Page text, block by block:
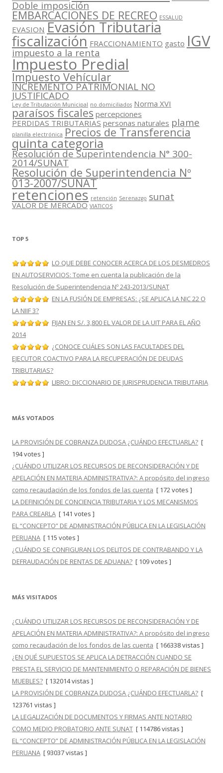
Doble imposición
EMBARCACIONES DE RECREO ESSALUD
EVASION Evasión Tributaria
fiscalización FRACCIONAMIENTO gasto IGV
impuesto a la renta
Impuesto Predial
Impuesto Vehícular
INCREMENTO PATRIMONIAL NO
JUSTIFICADO
Ley de Tributación Municipal no domiciliados Norma XVI
paraísos fiscales percepciones
PERDIDAS TRIBUTARIAS personas naturales plame
planilla electrónica Precios de Transferencia
quinta categoria
Resolución de Superintendencia N° 300-
2014/SUNAT
Resolución de Superintendencia Nº
013-2007/SUNAT
retenciones retención Serenazgo sunat
VALOR DE MERCADO VIATICOS
TOP 5
LO QUE DEBE CONOCER ACERCA DE LOS DESMEDROS
EN AUTOSERVICIOS: Tome en cuenta la publicación de la
Resolución de Superintendencia Nº 243-2013/SUNAT
EN LA FUSIÓN DE EMPRESAS: ¿SE APLICA LA NIC 22 O
LA NIIF 3?
FIJAN EN S/. 3,800 EL VALOR DE LA UIT PARA EL AÑO
2014
¿CONOCE CUÁLES SON LAS FACULTADES DEL
EJECUTOR COACTIVO PARA LA RECUPERACIÓN DE DEUDAS
TRIBUTARIAS?
LIBRO: DICCIONARIO DE JURISPRUDENCIA TRIBUTARIA
MÁS VOTADOS
LA PROVISIÓN DE COBRANZA DUDOSA ¿CUÁNDO EFECTUARLA? [
194 votes ]
¿CUÁNDO UTILIZAR LOS RECURSOS DE RECONSIDERACIÓN Y DE
APELACIÓN EN MATERIA ADMINISTRATIVA?: A propósito del ingreso
como recaudación de los fondos de las cuenta [ 172 votes ]
LA DEFINICIÓN DE CONCIENCIA TRIBUTARIA Y LOS MECANISMOS
PARA CREARLA [ 141 votes ]
EL “CONCEPTO” DE ADMINISTRACIÓN PÚBLICA EN LA LEGISLACIÓN
PERUANA [ 115 votes ]
¿CUÁNDO SE CONFIGURAN LOS DELITOS DE CONTRABANDO Y LA
DEFRAUDACIÓN DE RENTAS DE ADUANA? [ 109 votes ]
MÁS VISITADOS
¿CUÁNDO UTILIZAR LOS RECURSOS DE RECONSIDERACIÓN Y DE
APELACIÓN EN MATERIA ADMINISTRATIVA?: A propósito del ingreso
como recaudación de los fondos de las cuenta [ 166338 vistas ]
¿EN QUÉ SUPUESTOS SE APLICA LA DETRACCIÓN CUANDO SE
PRESTA EL SERVICIO DE MANTENIMIENTO O REPARACIÓN DE BIENES
MUEBLES? [ 132014 vistas ]
LA PROVISIÓN DE COBRANZA DUDOSA ¿CUÁNDO EFECTUARLA? [
123761 vistas ]
LA LEGALIZACIÓN DE DOCUMENTOS Y FIRMAS ANTE NOTARIO
COMO MEDIO PROBATORIO ANTE SUNAT [ 114786 vistas ]
EL “CONCEPTO” DE ADMINISTRACIÓN PÚBLICA EN LA LEGISLACIÓN
PERUANA [ 93037 vistas ]